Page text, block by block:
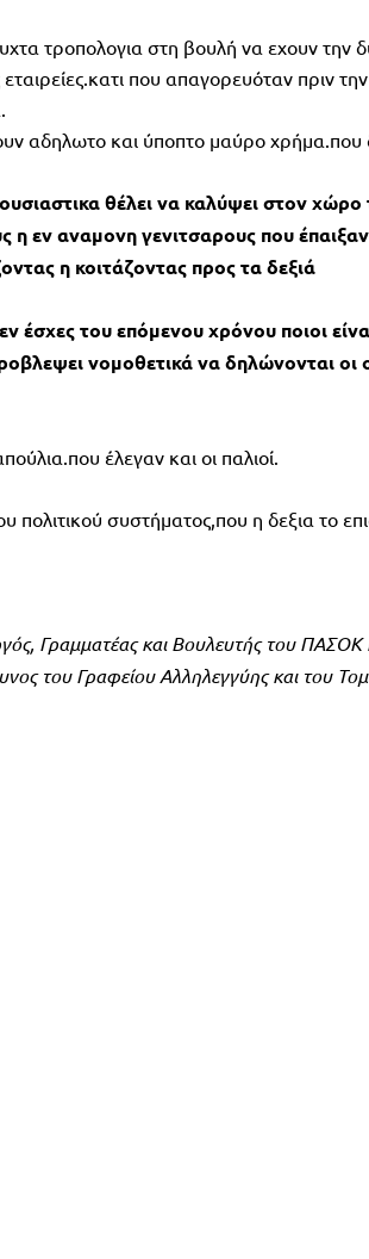
τροπολογια στη βουλή να εχουν την
που απαγορευόταν πριν
αδηλωτο και ύποπτο μαύρο χρήμα.που
θέλει να καλύψει στον χώρο
η εν αναμονη γενιτσαρους που
η κοιτάζοντας προς τα δεξιά
έσχες του επόμενου χρόνου ποιοι
νομοθετικά να δηλώνονται
έλεγαν και οι παλιοί.
πολιτικού συστήματος,που η δεξια το
Γραμματέας και Βουλευτής του
του Γραφείου Αλληλεγγύης και του